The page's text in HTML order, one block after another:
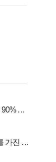
갚
가진 남